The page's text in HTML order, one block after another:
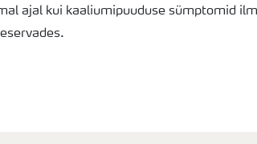
ajal kui kaaliumipuuduse sümptomid